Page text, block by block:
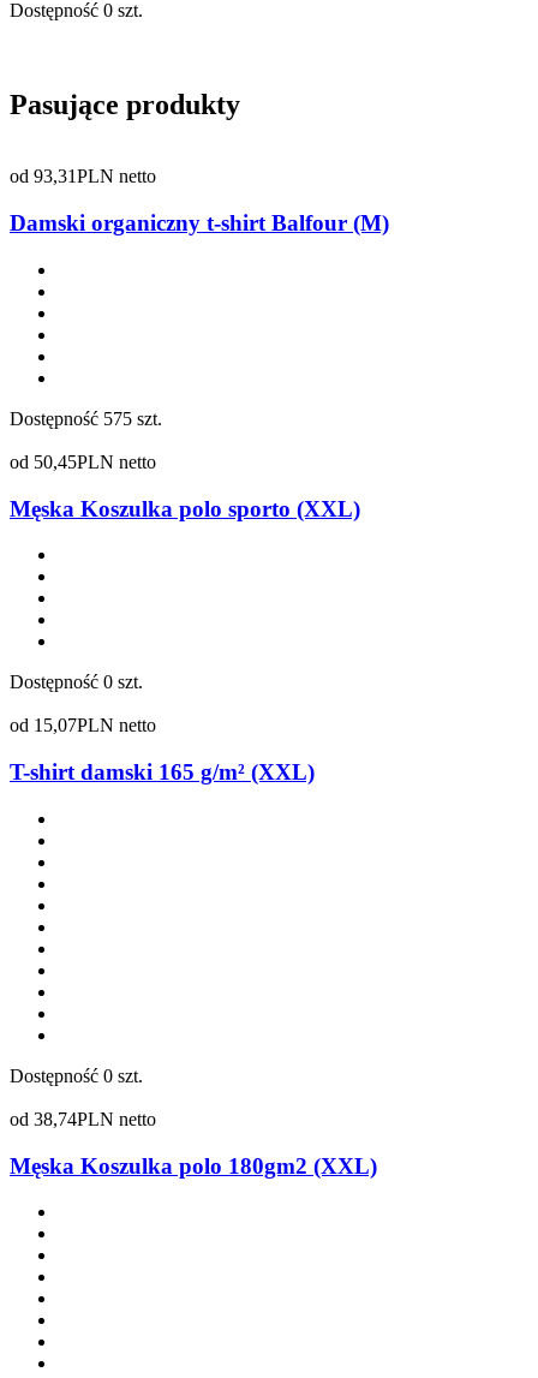
Dostępność 0 szt.
Pasujące produkty
od 93,31PLN netto
Damski organiczny t-shirt Balfour (M)
Dostępność 575 szt.
od 50,45PLN netto
Męska Koszulka polo sporto (XXL)
Dostępność 0 szt.
od 15,07PLN netto
T-shirt damski 165 g/m² (XXL)
Dostępność 0 szt.
od 38,74PLN netto
Męska Koszulka polo 180gm2 (XXL)